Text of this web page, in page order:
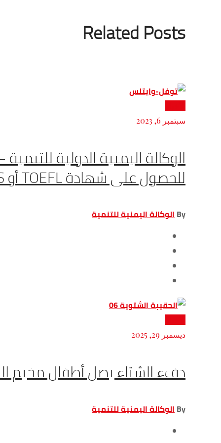
Related Posts
سبتمبر 6, 2023
الوكالة اليمنية الدولية
للحصول على شهادة TOEFL أو IELTS
Byالوكالة اليمنية للتنمية
ديسمبر 29, 2025
دفء الشتاء يصل أطفال مخيم
Byالوكالة اليمنية للتنمية